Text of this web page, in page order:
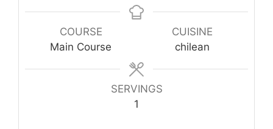
COURSE
Main Course
CUISINE
chilean
SERVINGS
1